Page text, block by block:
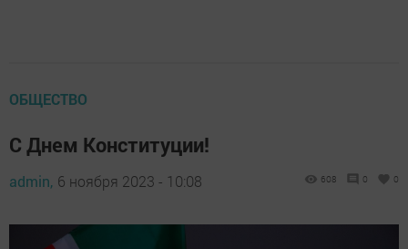
ОБЩЕСТВО
С Днем Конституции!
admin, 6 ноября 2023 - 10:08 608 0 0